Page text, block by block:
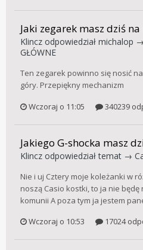
Jaki zegarek masz dziś na
Klincz odpowiedział michalop
GŁÓWNE
Ten zegarek powinno się nosić
góry. Przepiękny mechanizm
Wczoraj o 11:05
340239
Jakiego G-shocka masz
Klincz odpowiedział temat →
Nie i uj Cztery moje koleżanki w
noszą Casio kostki, to ja nie
komunii A poza tym ja jestem
Wczoraj o 10:53
17024